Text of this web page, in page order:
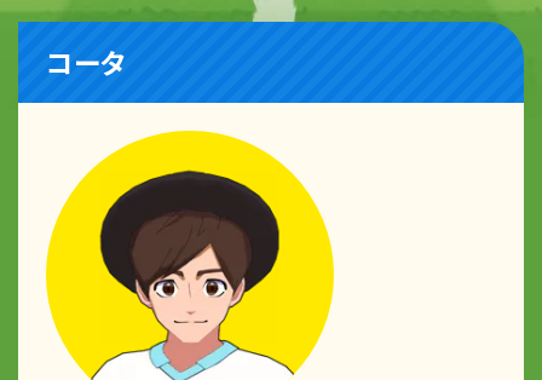
コータ